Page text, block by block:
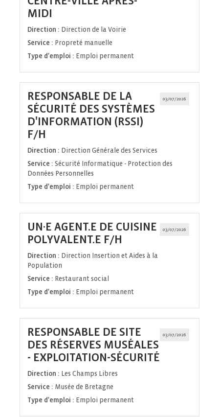
MIDI
fenêtre)
Direction : Direction de la Voirie
Service : Propreté manuelle
Type d'emploi : Emploi permanent
03/07/2026
RESPONSABLE DE LA
SÉCURITÉ DES SYSTÈMES
D'INFORMATION (RSSI)
F/H
fenêtre)
Direction : Direction Générale des Services
Service : Sécurité Informatique - Protection des
Données Personnelles
Type d'emploi : Emploi permanent
03/07/2026
UN·E AGENT.E DE CUISINE
POLYVALENT.E F/H
fenêtre)
Direction : Direction Insertion et Aides à la
Population
Service : Restaurant social
Type d'emploi : Emploi permanent
03/07/2026
RESPONSABLE DE SITE
DES RÉSERVES MUSÉALES
- EXPLOITATION-SÉCURITÉ
Direction : Les Champs Libres
Service : Musée de Bretagne
Type d'emploi : Emploi permanent